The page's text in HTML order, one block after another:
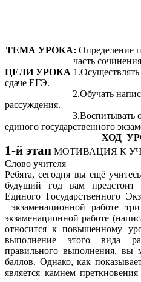
ТЕМА УРОКА: Определение
часть
ЦЕЛИ УРОКА
сдаче ЕГЭ.
2.Обучать
рассуждения.
3.Воспитывать
единого государственного
ХОД
1-й этап МОТИВАЦИЯ К
Слово учителя
Ребята, сегодня вы ещё
будущий год вам предстоит
Единого Государственного
экзаменационной работе
экзаменационной работе
относится к повышенному
выполнение этого вида
правильного выполнения, вы
баллов. Однако, как
является камнем